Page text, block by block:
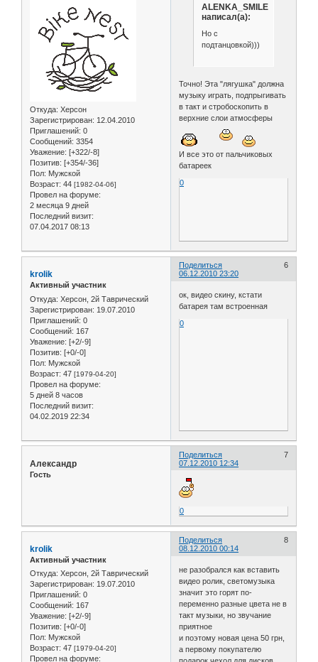
Откуда: Херсон
Зарегистрирован: 12.04.2010
Приглашений: 0
Сообщений: 3354
Уважение: [+322/-8]
Позитив: [+354/-36]
Пол: Мужской
Возраст: 44 [1982-04-06]
Провел на форуме:
2 месяца 9 дней
Последний визит:
07.04.2017 08:13
ALENKA_SMILE
написал(а):
Но с
подтанцовкой)))
Точно! Эта "лягушка" должна
музыку играть, подпрыгивать
в такт и стробоскопить в
верхние слои атмосферы
И все это от пальчиковых
батареек
0
Поделиться
6
06.12.2010 23:20
krolik
Активный участник
Откуда: Херсон, 2й Таврический
Зарегистрирован: 19.07.2010
Приглашений: 0
Сообщений: 167
Уважение: [+2/-9]
Позитив: [+0/-0]
Пол: Мужской
Возраст: 47 [1979-04-20]
Провел на форуме:
5 дней 8 часов
Последний визит:
04.02.2019 22:34
ок, видео скину, кстати
батарея там встроенная
0
Поделиться
7
07.12.2010 12:34
Александр
Гость
0
Поделиться
8
08.12.2010 00:14
krolik
Активный участник
Откуда: Херсон, 2й Таврический
Зарегистрирован: 19.07.2010
Приглашений: 0
Сообщений: 167
Уважение: [+2/-9]
Позитив: [+0/-0]
Пол: Мужской
Возраст: 47 [1979-04-20]
Провел на форуме:
не разобрался как вставить
видео ролик, светомузыка
значит это горят по-
переменно разные цвета не в
такт музыки, но звучание
приятное
и поэтому новая цена 50 грн,
а первому покупателю
подарок чехол для дисков